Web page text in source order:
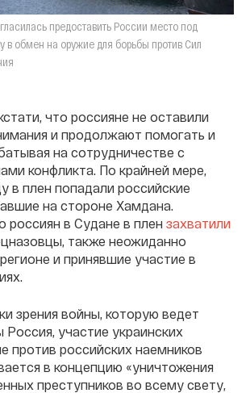
предоставить России место под
в обмен на оружие для борьбы против Сил
что россияне не оставили
и продолжают помогать и
на сотрудничестве с
конфликта. По крайней мере,
в плен попадали российские
на стороне Хамдана.
россиян в Судане в плен захватили
также неожиданно
и принявшие участие в
зрения войны, которую ведет
Россия, участие украинских
против российских наемников
в концепцию «уничтожения
преступников во всему свету,